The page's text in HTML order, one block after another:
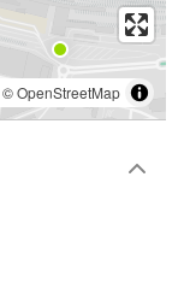
©OpenStreetMap